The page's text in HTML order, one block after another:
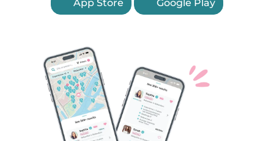
App Store Google Play